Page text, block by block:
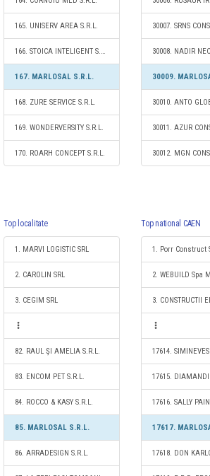
165. UNISERV AREA S.R.L.
166. STOICA INTELIGENT S.R.L.
167. MARLOSAL S.R.L.
168. ZURE SERVICE S.R.L.
169. WONDERVERSITY S.R.L.
170. ROARH CONCEPT S.R.L.
30009.
Top localitate
1. MARVI LOGISTIC SRL
2. CAROLIN SRL
3. CEGIM SRL
82. RAUL ŞI AMELIA S.R.L.
83. ENCOM PET S.R.L.
84. ROCCO & KASY S.R.L.
85. MARLOSAL S.R.L.
86. ARRADESIGN S.R.L.
Top national CAEN
1. Porr Construct
3. CONSTRUCTII
17617.